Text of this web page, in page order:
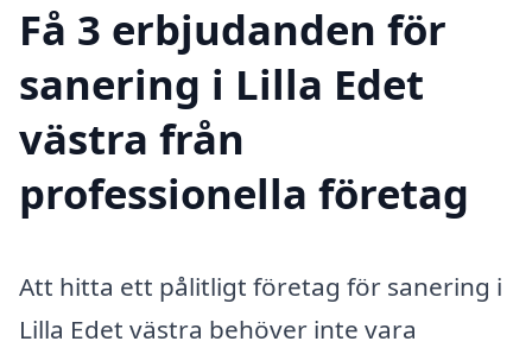
Få 3 erbjudanden för
sanering i Lilla Edet
västra från
professionella företag
Att hitta ett pålitligt företag för sanering i
Lilla Edet västra behöver inte vara